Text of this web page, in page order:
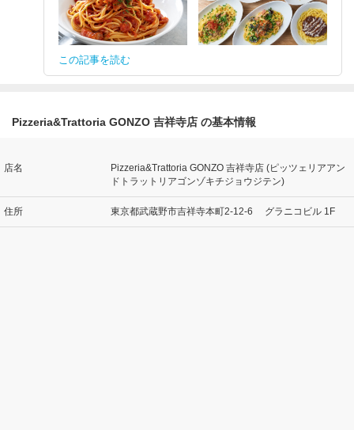
この記事を読む
Pizzeria&Trattoria GONZO 吉祥寺店 の基本情報
店名
Pizzeria&Trattoria GONZO 吉祥寺店 (ピッツェリアアン
ドトラットリアゴンゾキチジョウジテン)
住所 東京都武蔵野市吉祥寺本町2-12-6 グラニコビル 1F